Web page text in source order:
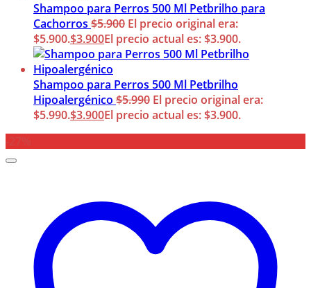
Shampoo para Perros 500 Ml Petbrilho para
Cachorros $5.900 El precio original era:
$5.900.$3.900El precio actual es: $3.900.
Shampoo para Perros 500 Ml Petbrilho
Hipoalergénico $5.990 El precio original era:
$5.990.$3.900El precio actual es: $3.900.